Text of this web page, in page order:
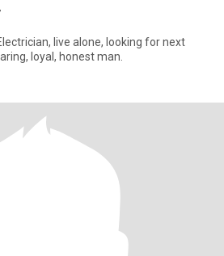
live alone, looking for next
loyal, honest man.